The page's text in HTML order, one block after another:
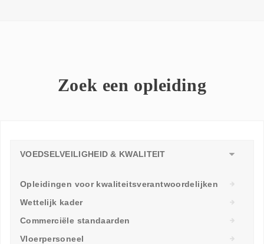
NODIG
Zoek een opleiding
VOEDSELVEILIGHEID & KWALITEIT
Opleidingen voor kwaliteitsverantwoordelijken
Wettelijk kader
Commerciële standaarden
Vloerpersoneel